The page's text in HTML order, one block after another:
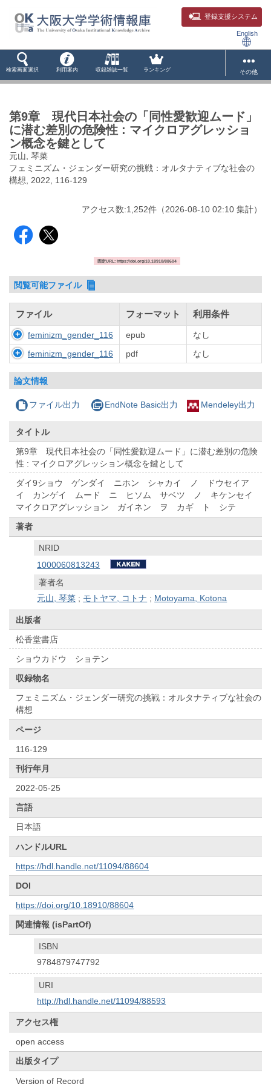
登録支援システム
English
検索画面選択 利用案内 収録雑誌一覧 ランキング その他
第9章 現代日本社会の「同性愛歓迎ムード」
に潜む差別の危険性 : マイクロアグレッショ
ン概念を鍵として
元山, 琴菜
フェミニズム・ジェンダー研究の挑戦：オルタナティブな社会の
構想, 2022, 116-129
アクセス数:1,252件 （2026-08-10 02:10 集計）
固定URL: https://doi.org/10.18910/88604
閲覧可能ファイル
ファイル フォーマット 利用条件
feminizm_gender_116 epub
なし
feminizm_gender_116
pdf なし
論文情報
ファイル出力 EndNote Basic出力 Mendeley出力
タイトル
第9章 現代日本社会の「同性愛歓迎ムード」に潜む差別の危険
性 : マイクロアグレッション概念を鍵として
ダイ9ショウ ゲンダイ ニホン シャカイ ノ ドウセイア
イ カンゲイ ムード ニ ヒソム サベツ ノ キケンセイ
マイクロアグレッション ガイネン ヲ カギ ト シテ
著者
NRID
1000060813243
著者名
元山, 琴菜 ; モトヤマ, コトナ ; Motoyama, Kotona
出版者
松香堂書店
ショウカドウ ショテン
収録物名
フェミニズム・ジェンダー研究の挑戦：オルタナティブな社会の
構想
ページ
116-129
刊行年月
2022-05-25
言語
日本語
ハンドルURL
https://hdl.handle.net/11094/88604
DOI
https://doi.org/10.18910/88604
関連情報 (isPartOf)
ISBN
9784879747792
URI
http://hdl.handle.net/11094/88593
アクセス権
open access
出版タイプ
Version of Record